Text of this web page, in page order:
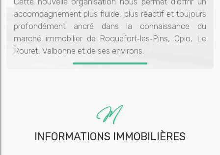
accompagnement plus fluide, plus réactif et toujours
profondément ancré dans la connaissance du
marché immobilier de Roquefort‑les‑Pins, Opio, Le
Rouret, Valbonne et de ses environs.
INFORMATIONS IMMOBILIÈRES